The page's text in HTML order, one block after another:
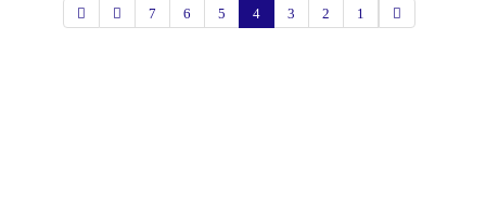
1
2
3
4
5
6
7